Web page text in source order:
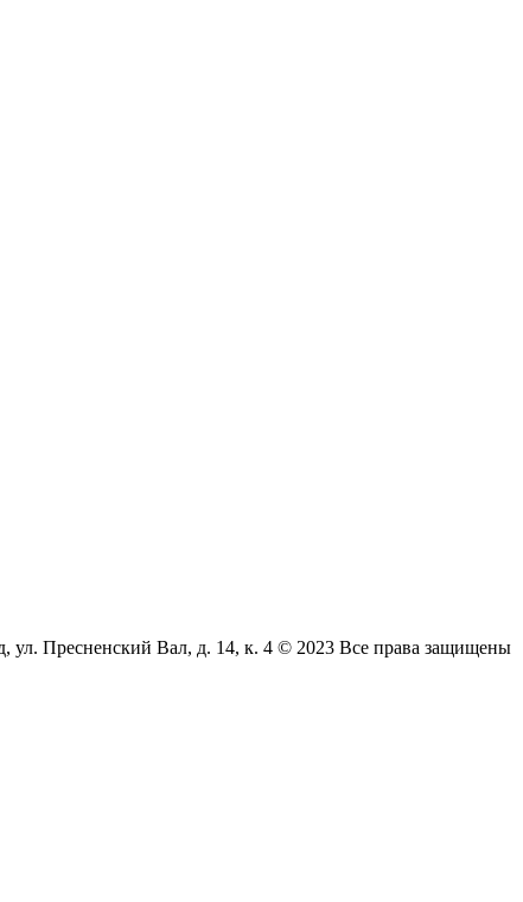
Пресненский Вал, д. 14, к. 4 © 2023 Все права защищены